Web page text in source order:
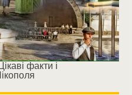
факти і